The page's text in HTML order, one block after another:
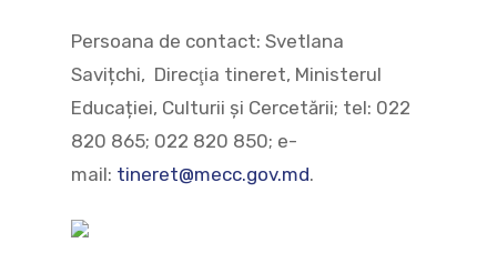
Persoana de contact: Svetlana
Savițchi, Direcţia tineret, Ministerul
Educației, Culturii și Cercetării; tel: 022
820 865; 022 820 850; e-
mail: tineret@mecc.gov.md.